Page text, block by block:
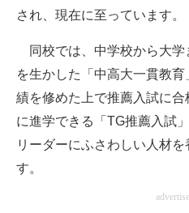
ちょっと気になるネットの話題
され、現在に至っています。
同校では、中学校から大学
を生かした「中高大一貫教
績を修めた上で推薦入試に
に進学できる「TG推薦入試
リーダーにふさわしい人材
す。